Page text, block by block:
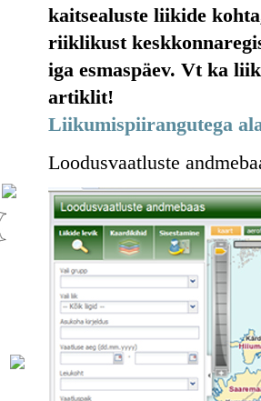
kaitsealuste liikide
riiklikust
iga esmaspäev. Vt ka
artiklit!
Liikumispiirangutega
Loodusvaatluste